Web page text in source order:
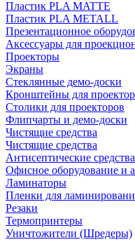
Пластик PLA MATTE
Пластик PLA METALL
Презентационное
Аксессуары для
Проекторы
Экраны
Стеклянные демо-доски
Кронштейны для
Столики для проекторов
Флипчарты и демо-доски
Чистящие средства
Чистящие средства
Антисептические средства
Офисное оборудование и
Ламинаторы
Пленки для
Резаки
Термопринтеры
Уничтожители (Шредеры)